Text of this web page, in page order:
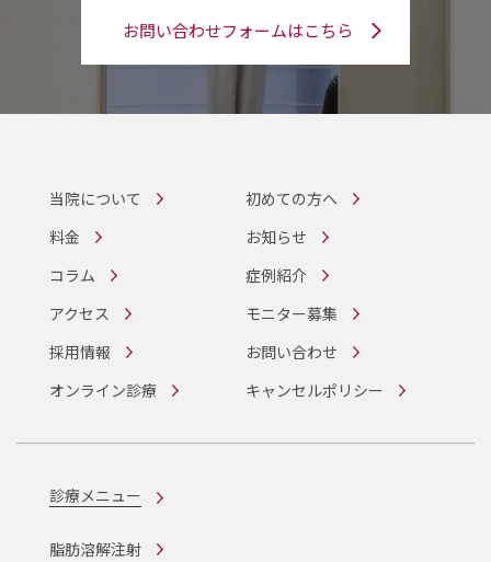
お問い合わせフォームはこちら
当院について
初めての方へ
料金
お知らせ
コラム
症例紹介
アクセス
モニター募集
採用情報
お問い合わせ
オンライン診療
キャンセルポリシー
診療メニュー
脂肪溶解注射